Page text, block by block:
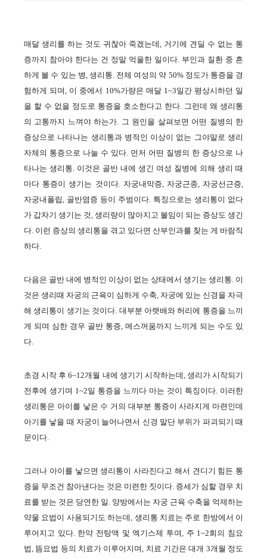
매달 생리를 하는 것도 귀찮아 죽겠는데, 거기에 견딜 수 없는 통
증까지 참아야 한다는 건 정말 억울한 일이다. 부인과 질환 중 흔
하게 볼 수 있는 병, 생리통. 전체 여성의 약 50% 정도가 통증을 경
험하게 되며, 이 중에서 10%가량은 매달 1~3일간 평상시하던 일
을 할 수 없을 정도로 통증을 호소한다고 한다. 그런데 왜 생리통
의 고통까지 느껴야 하는가. 그 원인을 살펴보면 어떤 질병의 한
증상으로 나타나는 생리통과 병적인 이상이 없는 그야말로 생리
자체의 통증으로 나눌 수 있다. 먼저 어떤 질병의 한 증상으로 나
타나는 생리통. 이것은 골반 내에 생긴 여성 질병에 의해 생리 때
마다 통증이 생기는 것이다. 자궁내막증, 자궁근종, 자궁선근증,
자궁내폴립, 골반염증 등이 주범이다. 특징으로는 생리통이 없다
가 갑자기 생기는 것, 생리량이 많아지고 불임이 되는 증상도 생긴
다. 이런 증상의 생리통을 겪고 있다면 산부인과를 찾는 게 바람직
하다.
다음은 골반 내에 병적인 이상이 없는 상태에서 생기는 생리통. 이
것은 생리때 자궁의 근육이 심하게 수축, 자궁에 있는 신경을 자극
해 생리통이 생기는 것이다. 대부분 아랫배와 허리에 통증을 느끼
게 되며 심한 경우 골반 통증, 메스꺼움까지 느끼게 되는 수도 있
다.
초경 시작 후 6~12개월 내에 생기기 시작하는데, 생리가 시작되기
전후에 생기며 1~2일 통증을 느끼다 마는 것이 특징이다. 이러한
생리통은 아이를 낳은 수 거의 대부분 통증이 사라지게 마련인데
아기를 낳을 때 자궁이 늘어나면서 신경 말단 부위가 파괴되기 때
문이다.
그러나 아이를 낳으면 생리통이 사라진다고 해서 견디기 힘든 통
증을 무조건 참아낸다는 것은 미련한 짓이다. 증세가 심할 경우 치
료를 받는 것은 당연한 일. 양방에서는 자궁 근육 수축을 억제하는
약물 요법이 사용되기도 하는데, 생리통 치료는 주로 한방에서 이
루어지고 있다. 한약 전탕액 및 엑기스제 투여, 주 1~2회의 침요
법, 뜸요법 등의 치료가 이루어지며, 치료 기간은 대개 3개월 정도